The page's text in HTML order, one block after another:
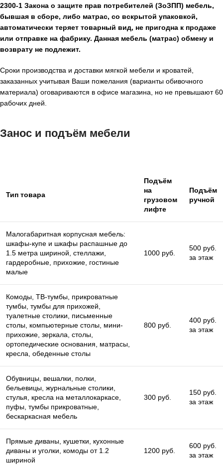
2300-1 Закона о защите прав потребителей (ЗоЗПП) мебель,
бывшая в сборе, либо матрас, со вскрытой упаковкой,
автоматически теряет товарный вид, не пригодна к продаже
или отправке на фабрику. Данная мебель (матрас) обмену и
возврату не подлежит.
Сроки производства и доставки мягкой мебели и кроватей,
заказанных учитывая Ваши пожелания (варианты обивочного
материала) оговариваются в офисе магазина, но не превышают 60
рабочих дней.
Занос и подъём мебели
Тип товара
Подъём
на
грузовом
лифте
Подъём
ручной
Малогабаритная корпусная мебель:
шкафы-купе и шкафы распашные до
1.5 метра шириной, стеллажи,
гардеробные, прихожие, гостиные
малые
1000 руб.
500 руб.
за этаж
Комоды, ТВ-тумбы, прикроватные
тумбы, тумбы для прихожей,
туалетные столики, письменные
столы, компьютерные столы, мини-
прихожие, зеркала, столы,
ортопедические основания, матрасы,
кресла, обеденные столы
800 руб.
400 руб.
за этаж
Обувницы, вешалки, полки,
бельевицы, журнальные столики,
стулья, кресла на металлокаркасе,
пуфы, тумбы прикроватные,
бескаркасная мебель
300 руб.
150 руб.
за этаж
Прямые диваны, кушетки, кухонные
диваны и уголки, комоды от 1.2
шириной
1200 руб.
600 руб.
за этаж